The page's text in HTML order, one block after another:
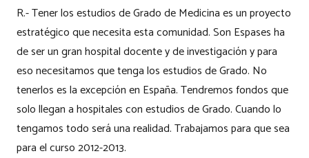
R.- Tener los estudios de Grado de Medicina es un proyecto
estratégico que necesita esta comunidad. Son Espases ha
de ser un gran hospital docente y de investigación y para
eso necesitamos que tenga los estudios de Grado. No
tenerlos es la excepción en España. Tendremos fondos que
solo llegan a hospitales con estudios de Grado. Cuando lo
tengamos todo será una realidad. Trabajamos para que sea
para el curso 2012-2013.